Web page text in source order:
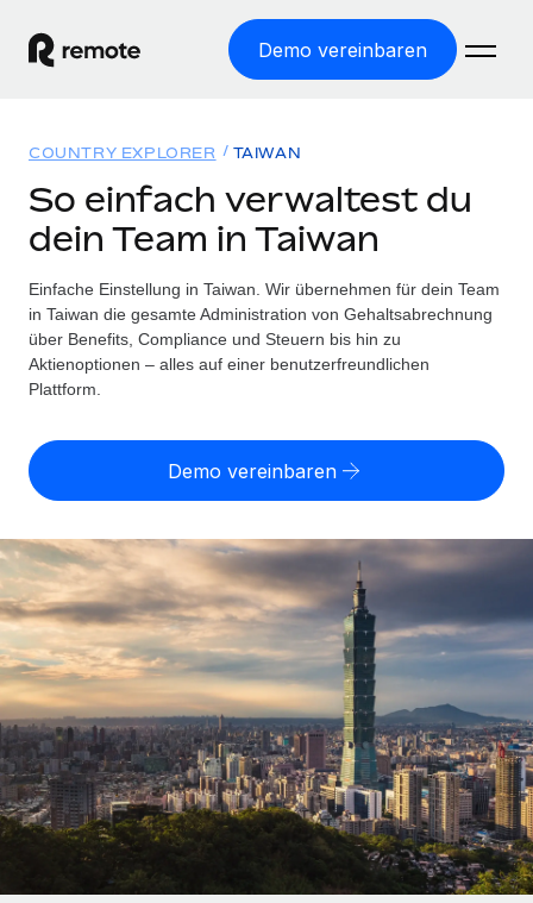
Demo vereinbaren
WELTWEITE BESCHÄFTIGUNG
Globale Payroll
Einfache, rechtssicher Payroll
Employer of Record
Weltweites Wachstum ohne Kosten für Niederlassungen
Contractor of Record
Rechtssichere, weltweite Arbeit mit Freelancer:innen
Globales Onboarding und Verwalten von
Freelancer:innen
PEO
Auslagern von komplexen HR-Aufgaben
INFRASTRUKTUR
Remote Embedded
Nahtlose Integration der HR in bestehende Abläufe
Plattform
Integrierte HR-Kernfunktionen für dein Team
Lösungen
WELTWEITE ABDECKUNG
Country Explorer
Länderspezifische Unterstützung bei der Einstellung
Einfache Einstellung in allen US-Bundesstaaten
WACHSTUMSPHASE
Startups
Agile HR- und Payroll-Lösungen für wachsende
Unternehmen
Mittelstand
Maßgeschneiderte HR-Lösungen, um Teams zu
vergrößern
Enterprise
Globale HR für Konzerne und Großunternehmen
Ressourcen
TOOLS UND RECHNER
Scheinselbstständigkeitsrisiko berechnen
Personalkostenrechner
Gesamtbeschäftigungskosten
Honorarzahlungen berechnen
Informationen zu möglichen Währungen und
Abwicklungsfristen für globale Freelancer:innen
LERNEN MIT REMOTE
Forschung und Leitfäden
Fallstudien
HR-Glossar
Preise
Nederlands
Français
Deutsch
Español
Italiano
Português (Portugal)
Anmelden
COUNTRY EXPLORER TAIWAN
So einfach verwaltest du
dein Team in Taiwan
Einfache Einstellung in Taiwan. Wir übernehmen für dein Team
in Taiwan die gesamte Administration von Gehaltsabrechnung
über Benefits, Compliance und Steuern bis hin zu
Aktienoptionen – alles auf einer benutzerfreundlichen
Plattform.
Demo vereinbaren